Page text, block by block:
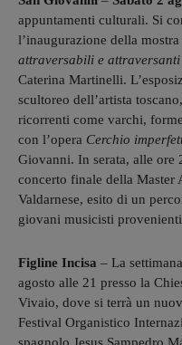
appuntamenti culturali. Si
l’inaugurazione della mostra
attraversabili e
Caterina Martinelli.
scultoreo dell’artista
ricorrenti come varchi,
con l’opera Cerchio
Giovanni. In serata, alle ore
concerto finale della Master
Valdarnese, esito di un
giovani musicisti
Figline Incisa – La
agosto alle 21 presso la
Vivaio, dove si terrà un
Festival Organistico